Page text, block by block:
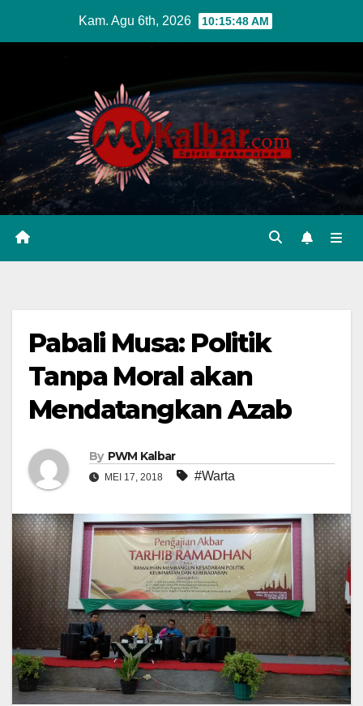
Kam. Agu 6th, 2026 10:15:49 AM
Pabali Musa: Politik
Tanpa Moral akan
Mendatangkan Azab
By PWM Kalbar
MEI 17, 2018 #Warta